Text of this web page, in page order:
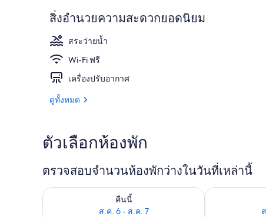
สิ่งอำนวยความสะดวกยอดนิยม
สระว่ายน้ำ
Wi-Fi ฟรี
เครื่องปรับอากาศ
ดูทั้งหมด
ตัวเลือกห้องพัก
ตรวจสอบจำนวนห้องพักว่างในวันที่เหล่านี้
คืนนี้
ส.ค. 6 - ส.ค. 7
ตรวจสอบจำนวนห้องพักว่างในคืนนี้ ส.ค. 6 - ส.ค. 7
ตรวจสอบจำน